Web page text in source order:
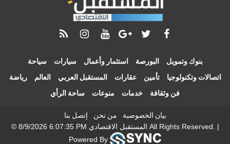
بنوك وتمويل البورصة استثمار وأعمال سيارات
سياحة
اتصالات وتكنولوجيا
تأمين عقارات المستقبل العربي العالم
رياضة
فن وثقافة
خدمات منوعات ساحة الرأي
ﺑﻴﺎﻥ اﻟﺨﺼﻮﺻﻴﺔ ﻣﻦ ﻧﺤﻦ
ﺇﺗﺼﻞ ﺑﻨﺎ
© 8/9/2026 6:07:35 PM المستقبل الاقتصادي All Rights Reserved. |
Powered By